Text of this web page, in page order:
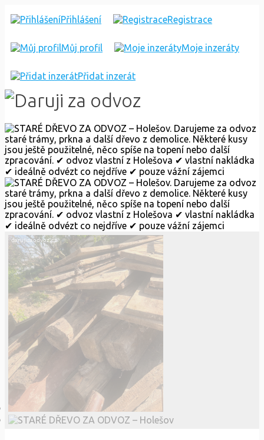
Přihlášení Registrace
Můj profil Moje inzeráty
Přidat inzerát
STARÉ
ZA